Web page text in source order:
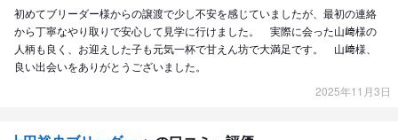
初めてブリーダー様からの譲渡で少し不安を感じていましたが、最初の連絡
から丁寧なやり取りで安心して見学に行けました。 実際に会った山﨑様の
人柄も良く、お迎えした子も元気一杯で甘えん坊で大満足です。 山﨑様、
良い出会いをありがとうございました。
2025年11月3日